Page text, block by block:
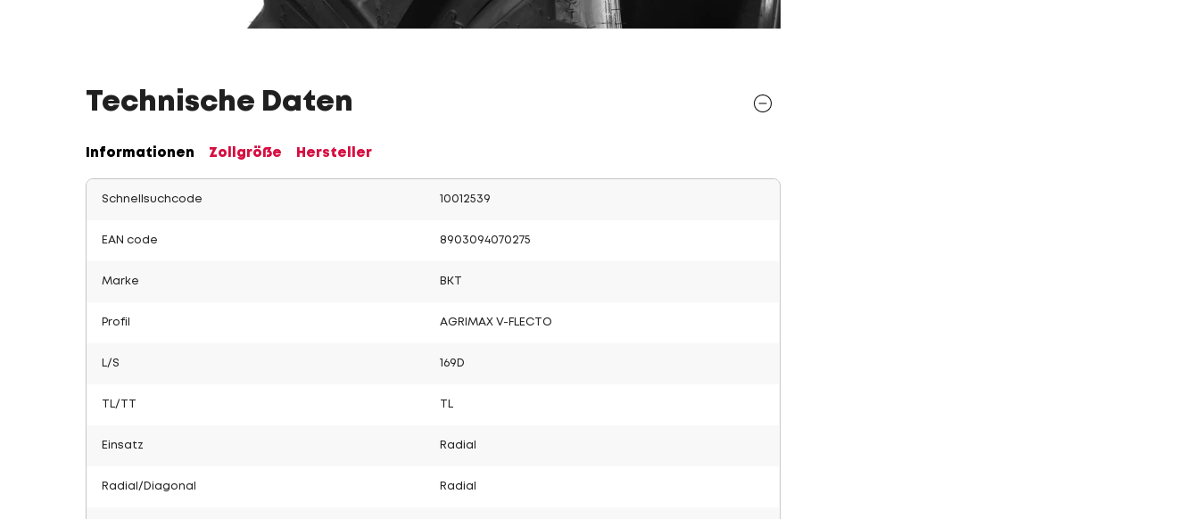
Technische Daten
Informationen Zollgröße Hersteller
Schnellsuchcode 10012539
EAN code 8903094070275
Marke BKT
Profil AGRIMAX V-FLECTO
L/S 169D
TL/TT
Einsatz Radial
Radial/Diagonal Radial